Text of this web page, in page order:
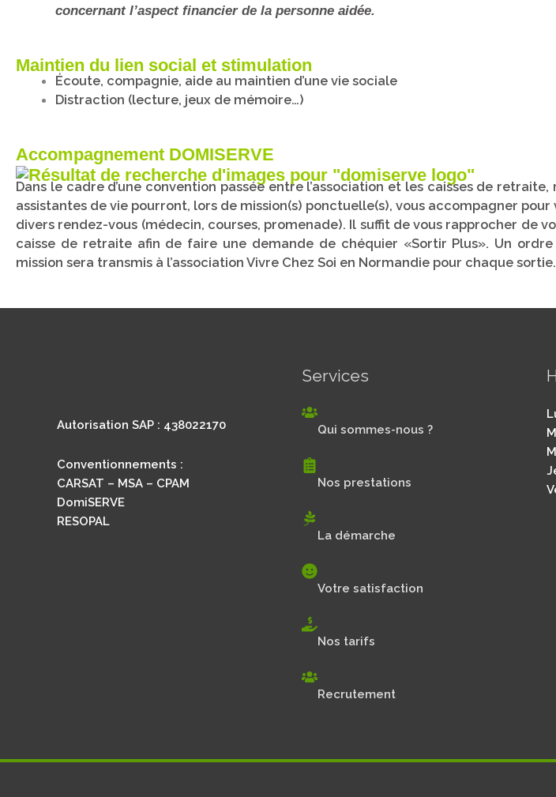
concernant l’aspect financier de la personne aidée.
Maintien du lien social et stimulation
Écoute, compagnie, aide au maintien d’une vie sociale
Distraction (lecture, jeux de mémoire…)
Accompagnement DOMISERVE
Dans le cadre d’une convention passée entre l’association et les caisses de retraite,
assistantes de vie pourront, lors de mission(s) ponctuelle(s), vous accompagner pour
divers rendez-vous (médecin, courses, promenade). Il suffit de vous rapprocher de
caisse de retraite afin de faire une demande de chéquier «Sortir Plus». Un
mission sera transmis à l’association Vivre Chez Soi en Normandie pour chaque sortie.
Autorisation SAP : 438022170
Conventionnements :
CARSAT – MSA – CPAM
DomiSERVE
RESOPAL
Services
Qui sommes-nous ?
Nos prestations
La démarche
Votre satisfaction
Nos tarifs
Recrutement